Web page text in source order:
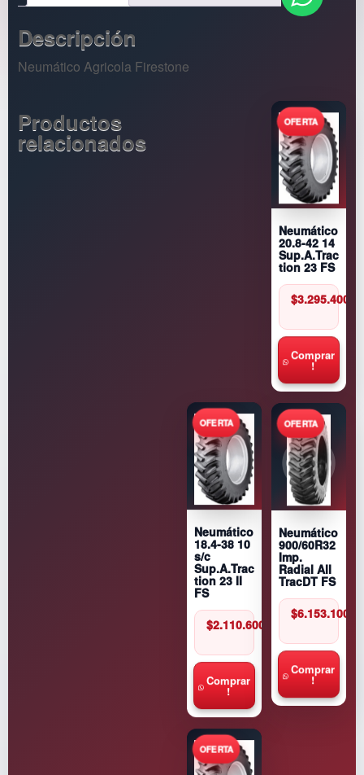
Descripción
Neumático Agricola Firestone
Productos
relacionados
Neumático
20.8-42 14
Sup.A.Trac
tion 23 FS
$3.295.400
Comprar
!
Neumático
18.4-38 10
s/c
Sup.A.Trac
tion 23 II
FS
$2.110.600
Comprar
!
Neumático
900/60R32
Imp.
Radial All
TracDT FS
$6.153.100
Comprar
!